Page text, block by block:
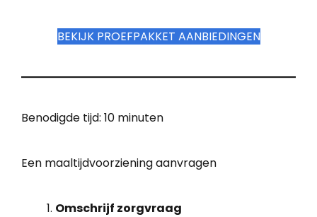
BEKIJK PROEFPAKKET AANBIEDINGEN
Benodigde tijd: 10 minuten
Een maaltijdvoorziening aanvragen
Omschrijf zorgvraag